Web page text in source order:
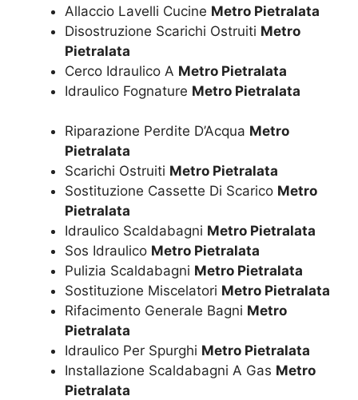
Allaccio Lavelli Cucine Metro Pietralata
Disostruzione Scarichi Ostruiti Metro
Pietralata
Cerco Idraulico A Metro Pietralata
Idraulico Fognature Metro Pietralata
Riparazione Perdite D’Acqua Metro
Pietralata
Scarichi Ostruiti Metro Pietralata
Sostituzione Cassette Di Scarico Metro
Pietralata
Idraulico Scaldabagni Metro Pietralata
Sos Idraulico Metro Pietralata
Pulizia Scaldabagni Metro Pietralata
Sostituzione Miscelatori Metro Pietralata
Rifacimento Generale Bagni Metro
Pietralata
Idraulico Per Spurghi Metro Pietralata
Installazione Scaldabagni A Gas Metro
Pietralata